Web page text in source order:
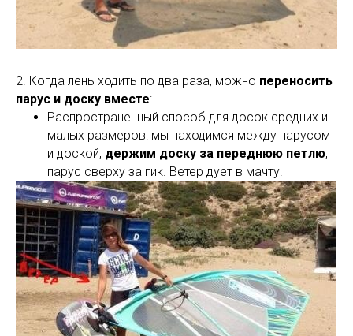
2. Когда лень ходить по два раза, можно переносить
парус и доску вместе:
Распространенный способ для досок средних и
малых размеров: мы находимся между парусом
и доской, держим доску за переднюю петлю,
парус сверху за гик. Ветер дует в мачту.